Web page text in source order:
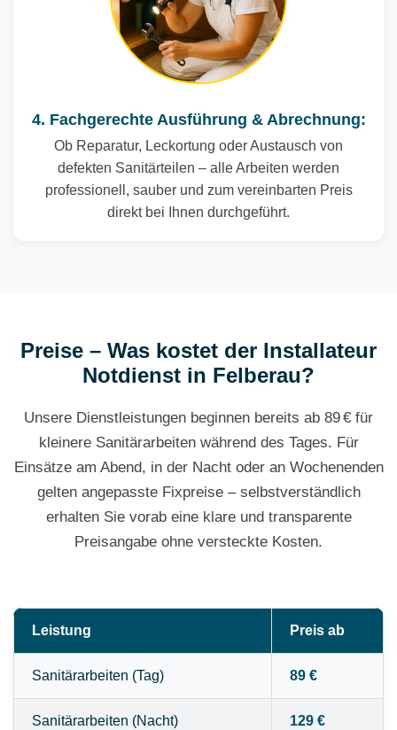
4. Fachgerechte Ausführung & Abrechnung:
Ob Reparatur, Leckortung oder Austausch von
defekten Sanitärteilen – alle Arbeiten werden
professionell, sauber und zum vereinbarten Preis
direkt bei Ihnen durchgeführt.
Preise – Was kostet der Installateur
Notdienst in Felberau?
Unsere Dienstleistungen beginnen bereits ab 89 € für
kleinere Sanitärarbeiten während des Tages. Für
Einsätze am Abend, in der Nacht oder an Wochenenden
gelten angepasste Fixpreise – selbstverständlich
erhalten Sie vorab eine klare und transparente
Preisangabe ohne versteckte Kosten.
Leistung Preis ab
Sanitärarbeiten (Tag) 89 €
Sanitärarbeiten (Nacht) 129 €